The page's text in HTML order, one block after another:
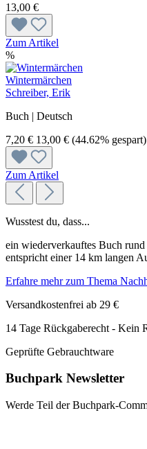
13,00 €
Zum Artikel
%
Wintermärchen
Schreiber, Erik
Buch | Deutsch
7,20 € 13,00 € (44.62% gespart)
Zum Artikel
Wusstest du, dass...
ein wiederverkauftes Buch
entspricht einer 14 km langen
Erfahre mehr zum Thema
Versandkostenfrei ab 29 €
14 Tage Rückgaberecht - Kein
Geprüfte Gebrauchtware
Buchpark Newsletter
Werde Teil der Buchpark-